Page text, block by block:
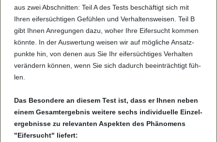
aus zwei Abschnit­ten: Teil A des Tests beschäf­tigt sich mit
Ihren eifer­süch­ti­gen Gefüh­len und Ver­hal­tens­wei­sen. Teil B
gibt Ihnen Anre­gun­gen dazu, woher Ihre Eifer­sucht kom­men
könnte. In der Aus­wer­tung wei­sen wir auf mög­li­che Ansatz­
punkte hin, von denen aus Sie Ihr eifer­süch­ti­ges Ver­hal­ten
ver­än­dern kön­nen, wenn Sie sich dadurch beein­träch­tigt füh­
len.
Das Beson­dere an die­sem Test ist, dass er Ihnen neben
einem Gesam­t­er­geb­nis wei­tere sechs indi­vi­du­elle Ein­zel­
er­geb­nisse zu rele­van­ten Aspek­ten des Phä­no­mens
"Eifer­sucht" lie­fert: